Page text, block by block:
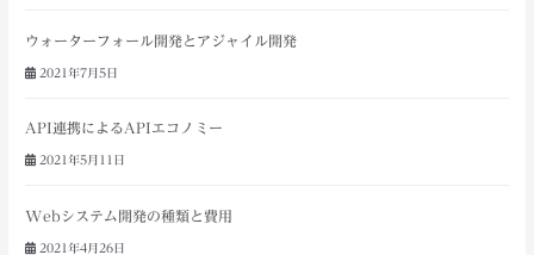
ウォーターフォール開発とアジャイル開発
2021年7月5日
API連携によるAPIエコノミー
2021年5月11日
Webシステム開発の種類と費用
2021年4月26日